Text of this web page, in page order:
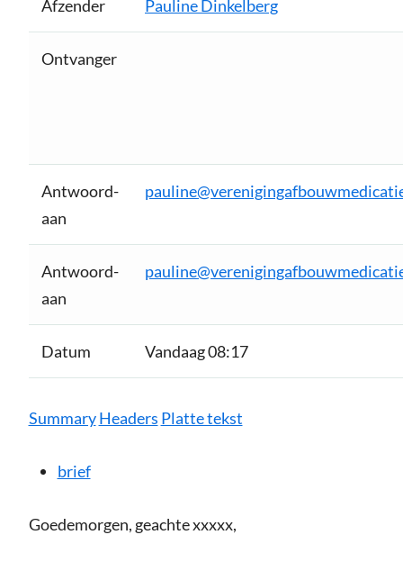
Afzender Pauline Dinkelberg
Ontvanger
Antwoord-
aan
Antwoord-
aan
Datum Vandaag 08:17
Summary Headers Platte tekst
brief
Goedemorgen, geachte xxxxx,